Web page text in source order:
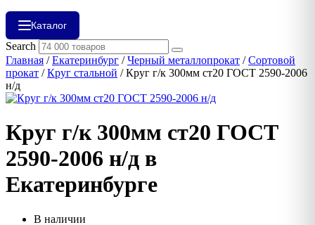
Каталог
Search
Главная /Екатеринбург /Черный металлопрокат /Сортовой
прокат /Круг стальной / Круг г/к 300мм ст20 ГОСТ 2590-2006
н/д
Круг г/к 300мм ст20 ГОСТ
2590-2006 н/д в
Екатеринбурге
В наличии